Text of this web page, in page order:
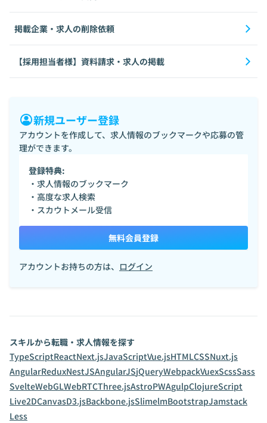
掲載企業・求人の削除依頼
【採用担当者様】資料請求・求人の掲載
新規ユーザー登録
アカウントを作成して、求人情報のブックマークや応募の管
理ができます。
登録特典:
・求人情報のブックマーク
・高度な求人検索
・スカウトメール受信
無料会員登録
アカウントお持ちの方は、 ログイン
スキルから転職・求人情報を探す
TypeScriptReactNext.jsJavaScriptVue.jsHTMLCSSNuxt.js
AngularReduxNestJSAngularJSjQueryWebpackVuexScssSass
SvelteWebGLWebRTCThree.jsAstroPWAgulpClojureScript
Live2DCanvasD3.jsBackbone.jsSlimelmBootstrapJamstack
Less